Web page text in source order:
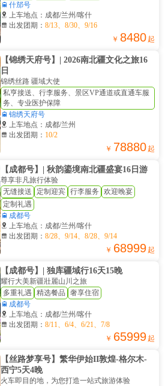
 什邡号
 上车地点：成都/兰州/喀什
 出发团期：8/13、8/30、9/16
￥ 8480 起
【锦绣天府号】| 2026南北疆文化之旅16
日
锦绣丝路 疆域大使
私亨接送、行李服务、景区VP通道或直通车服
务、专业医护保障
 锦绣天府号
 上车地点：成都/兰州
 出发团期： 10/2
￥ 78880 起
【成都号】| 秋韵鎏境南北疆盛宴16日游
尊享非凡旅行体验
无缝接送
定制迎宾 行李服务
欢迎晚宴
定制礼遇
 成都号
 上车地点：成都/兰州/喀什
 出发团期：8/28、9/14、8/28、9/14
￥ 68999 起
【成都号】| 独库疆域行16天15晚
耀行大美新疆壯麗山川之旅
多重礼遇
精选餐品 奢享住宿
 成都号
 上车地点：成都/兰州/喀什
 出发团期：8/11、6/4、6/21、7/8
￥ 65999 起
【丝路梦享号】繁华伊始II敦煌-格尔木-
西宁5天4晚
火车即目的地，为您打造一站式旅游体验